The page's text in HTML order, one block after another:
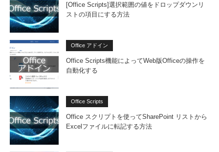
[Office Scripts]選択範囲の値をドロップダウンリ
ストの項目にする方法
Office アドイン
Office Scripts機能によってWeb版Officeの操作を
自動化する
Office Scripts
Office スクリプトを使ってSharePoint リストから
Excelファイルに転記する方法